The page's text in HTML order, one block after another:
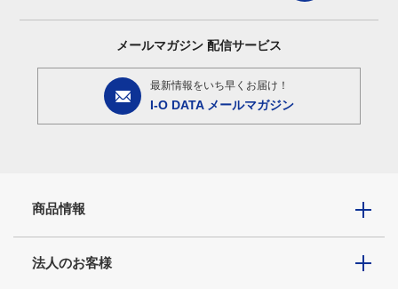
メールマガジン 配信サービス
最新情報をいち早くお届け！
I-O DATA メールマガジン
商品情報
法人のお客様